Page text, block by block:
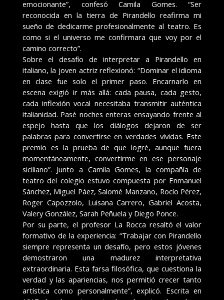
emocionante”, confesó Camila Gomes. “Ser
reconocida en la tierra de Pirandello reafirma mi
sueño de dedicarme profesionalmente al teatro. Es
como si el universo me confirmara que voy por el
camino correcto”.
Sobre el desafío de interpretar a Pirandello en
italiano, la joven actriz reflexionó: “Dominar el idioma
en clase fue solo el primer paso. Encarnarlo en
escena exigió ir más allá: cada pausa, cada gesto,
cada inflexión vocal necesitaba transmitir auténtica
italianidad. Pasé noches enteras ensayando frente al
espejo hasta que los diálogos dejaron de ser
palabras para convertirse en verdades vividas. Este
premio es la prueba de que logré, aunque fuera
momentáneamente, convertirme en ese personaje
siciliano”. Junto a Camila Gomes, la compañía de
teatro del colegio estuvo compuesta por Enmanuel
Sánchez, Miguel Páez, Salomé Manzano, Rocío Pérez,
Roger Capozzolo, Luisana Carrero, Gabriel Acosta,
Valery González, Sarah Peñuela y Diego Ponce.
Por su parte, el profesor La Rocca resaltó el valor
formativo de la experiencia: “Trabajar con Pirandello
siempre representa un desafío, pero estos jóvenes
demostraron una madurez interpretativa
extraordinaria. Esta farsa filosófica, que cuestiona la
verdad y las apariencias, nos permitió crecer tanto
artística como personalmente”, explicó. Escrita en